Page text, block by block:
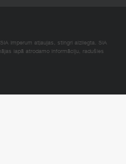
Imperum atļaujas, stingri aizliegta. SIA
lapā atrodamo informāciju, radušies